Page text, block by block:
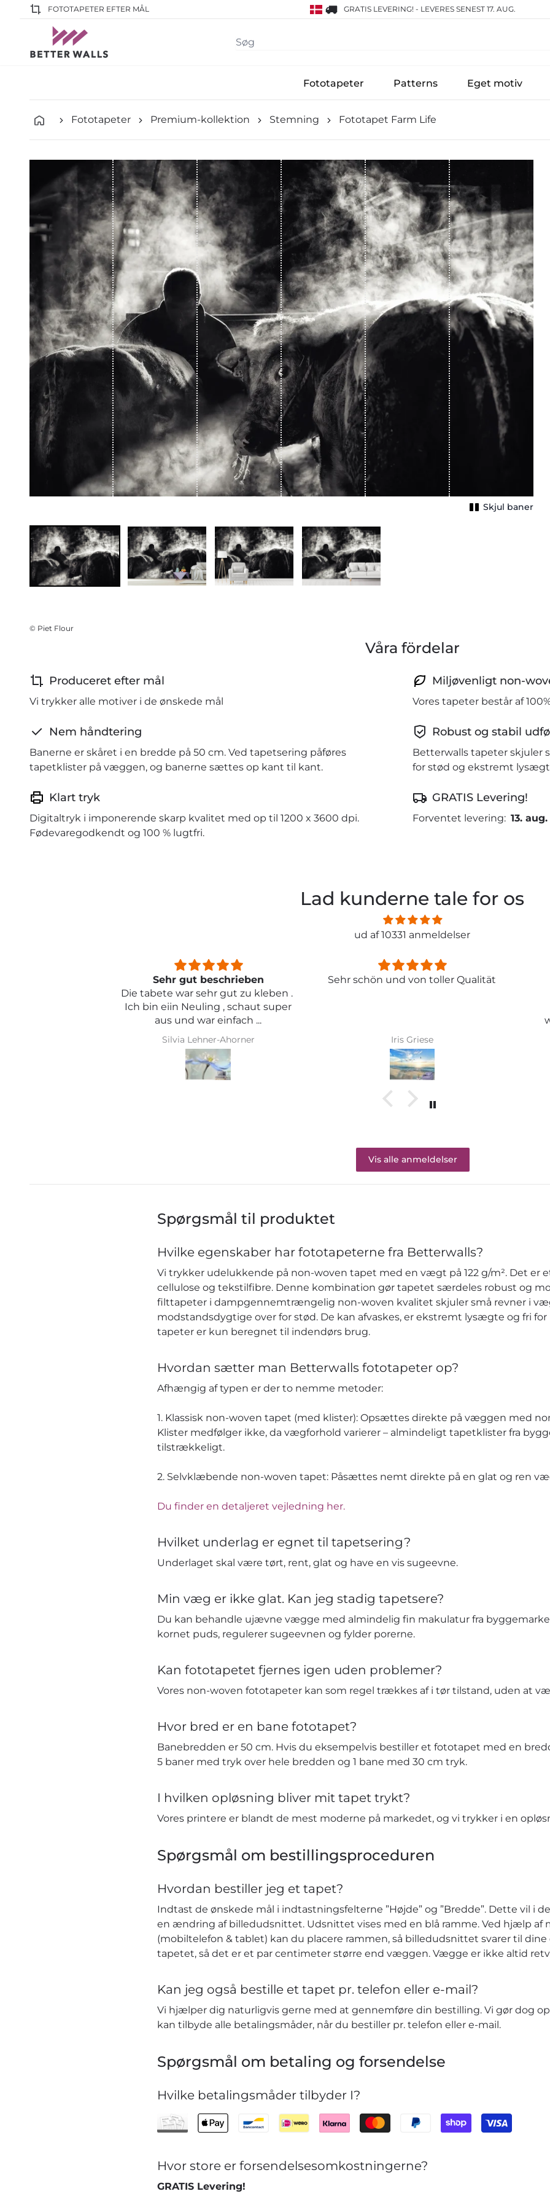
FOTOTAPETER EFTER MÅL GRATIS LEVERING! - LEVERES SENEST 17. AUG.
Fototapeter Patterns Eget motiv
Fototapeter Premium-kollektion Stemning Fototapet Farm Life
Skjul baner
© Piet Flour
Våra fördelar
Produceret efter mål
Vi trykker alle motiver i de ønskede mål
Miljøvenligt non-
Vores tapeter består af
Nem håndtering
Banerne er skåret i en bredde på 50 cm. Ved tapetsering påføres
tapetklister på væggen, og banerne sættes op kant til kant.
Robust og stabil
Betterwalls tapeter skjuler
for stød og ekstremt
Klart tryk
Digitaltryk i imponerende skarp kvalitet med op til 1200 x 3600 dpi.
Fødevaregodkendt og 100 % lugtfri.
GRATIS Levering!
Forventet levering: 13. aug.
Lad kunderne tale for os
ud af 10331 anmeldelser
Sehr schön und von toller Qualität
Iris Griese
Entspricht genau meiner
Qualität .
Karin Bader
Vis alle anmeldelser
Spørgsmål til produktet
Hvilke egenskaber har fototapeterne fra Betterwalls?
Vi trykker udelukkende på non-woven tapet med en vægt på 122 g/m². Det er
cellulose og tekstilfibre. Denne kombination gør tapetet særdeles robust og
filttapeter i dampgennemtrængelig non-woven kvalitet skjuler små revner i
modstandsdygtige over for stød. De kan afvaskes, er ekstremt lysægte og fri for
tapeter er kun beregnet til indendørs brug.
Hvordan sætter man Betterwalls fototapeter op?
Afhængig af typen er der to nemme metoder:
1. Klassisk non-woven tapet (med klister): Opsættes direkte på væggen med
Klister medfølger ikke, da vægforhold varierer – almindeligt tapetklister fra
tilstrækkeligt.
2. Selvklæbende non-woven tapet: Påsættes nemt direkte på en glat og ren
Du finder en detaljeret vejledning her.
Hvilket underlag er egnet til tapetsering?
Underlaget skal være tørt, rent, glat og have en vis sugeevne.
Min væg er ikke glat. Kan jeg stadig tapetsere?
Du kan behandle ujævne vægge med almindelig fin makulatur fra
kornet puds, regulerer sugeevnen og fylder porerne.
Kan fototapetet fjernes igen uden problemer?
Vores non-woven fototapeter kan som regel trækkes af i tør tilstand, uden at
Hvor bred er en bane fototapet?
Banebredden er 50 cm. Hvis du eksempelvis bestiller et fototapet med en
5 baner med tryk over hele bredden og 1 bane med 30 cm tryk.
I hvilken opløsning bliver mit tapet trykt?
Vores printere er blandt de mest moderne på markedet, og vi trykker i en
Spørgsmål om bestillingsproceduren
Hvordan bestiller jeg et tapet?
Indtast de ønskede mål i indtastningsfelterne ”Højde” og ”Bredde”. Dette vil i
en ændring af billedudsnittet. Udsnittet vises med en blå ramme. Ved hjælp af
(mobiltelefon & tablet) kan du placere rammen, så billedudsnittet svarer til dine
tapetet, så det er et par centimeter større end væggen. Vægge er ikke altid
Kan jeg også bestille et tapet pr. telefon eller e-mail?
Vi hjælper dig naturligvis gerne med at gennemføre din bestilling. Vi gør dog
kan tilbyde alle betalingsmåder, når du bestiller pr. telefon eller e-mail.
Spørgsmål om betaling og forsendelse
Hvilke betalingsmåder tilbyder I?
Hvor store er forsendelsesomkostningerne?
GRATIS Levering!